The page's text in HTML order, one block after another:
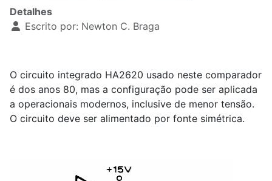
Detalhes
Escrito por: Newton C. Braga
O circuito integrado HA2620 usado neste comparador
é dos anos 80, mas a configuração pode ser aplicada
a operacionais modernos, inclusive de menor tensão.
O circuito deve ser alimentado por fonte simétrica.